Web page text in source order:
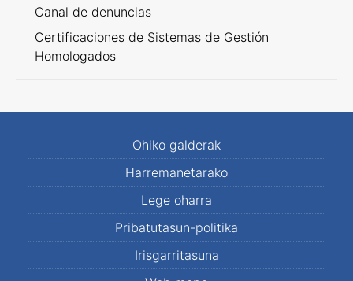
Canal de denuncias
Certificaciones de Sistemas de Gestión
Homologados
Ohiko galderak
Harremanetarako
Lege oharra
Pribatutasun-politika
Irisgarritasuna